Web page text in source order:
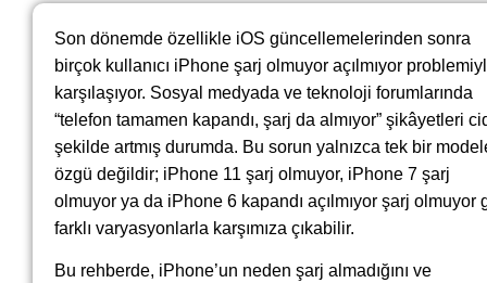
Son dönemde özellikle iOS güncellemelerinden sonra
birçok kullanıcı iPhone şarj olmuyor açılmıyor
karşılaşıyor. Sosyal medyada ve teknoloji forumlarında
“telefon tamamen kapandı, şarj da almıyor” şikâyetleri
şekilde artmış durumda. Bu sorun yalnızca tek bir
özgü değildir; iPhone 11 şarj olmuyor, iPhone 7 şarj
olmuyor ya da iPhone 6 kapandı açılmıyor şarj olmuyor
farklı varyasyonlarla karşımıza çıkabilir.
Bu rehberde, iPhone’un neden şarj almadığını ve